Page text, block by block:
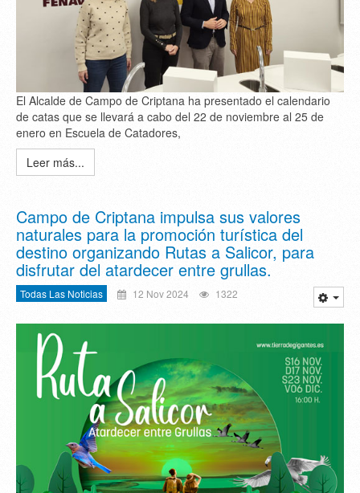
El Alcalde de Campo de Criptana ha presentado el calendario
de catas que se llevará a cabo del 22 de noviembre al 25 de
enero en Escuela de Catadores,
Leer más...
Campo de Criptana impulsa sus valores
naturales para la promoción turística del
destino organizando Rutas a Salicor, para
disfrutar del atardecer entre grullas.
Todas Las Noticias 12 Nov 2024 1322